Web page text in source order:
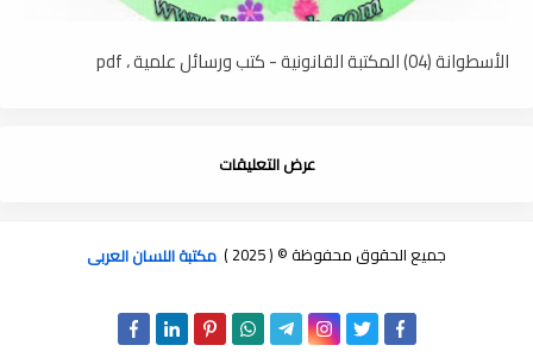
الأسطوانة (04) المكتبة القانونية - كتب ورسائل علمية ، pdf
عرض التعليقات
جميع الحقوق محفوظة © ( 2025 ) مكتبة اللسان العربى